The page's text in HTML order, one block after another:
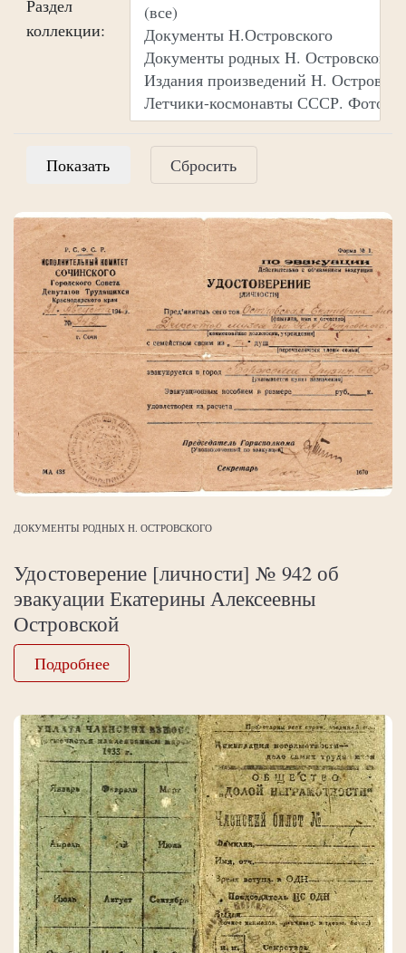
Раздел
коллекции:
Сбросить
ДОКУМЕНТЫ РОДНЫХ Н. ОСТРОВСКОГО
Удостоверение [личности] № 942 об
эвакуации Екатерины Алексеевны
Островской
Подробнее